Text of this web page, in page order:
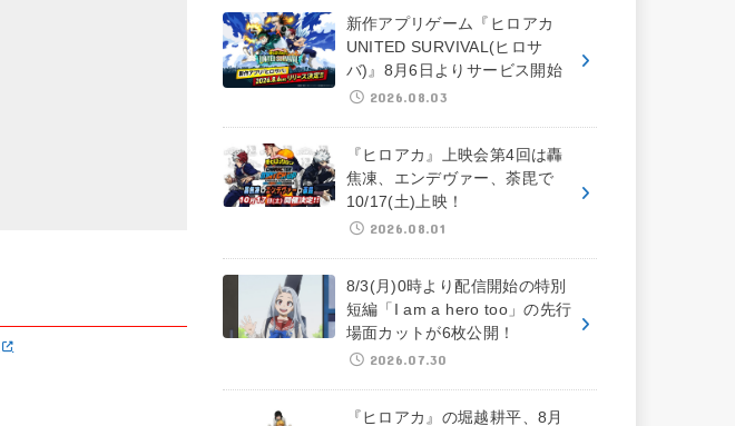
新作アプリゲーム『ヒロアカ
UNITED SURVIVAL(ヒロサ
バ)』8月6日よりサービス開始
2026.08.03
『ヒロアカ』上映会第4回は轟
焦凍、エンデヴァー、荼毘で
10/17(土)上映！
2026.08.01
8/3(月)0時より配信開始の特別
短編「I am a hero too」の先行
場面カットが6枚公開！
2026.07.30
『ヒロアカ』の堀越耕平、8月